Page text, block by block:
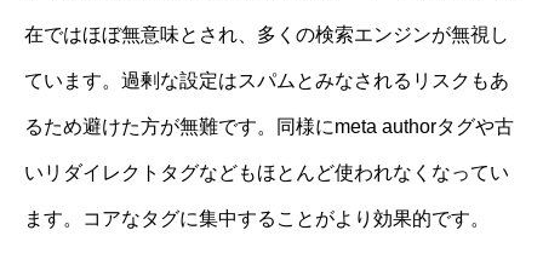
在ではほぼ無意味とされ、多くの検索エンジンが無視し
ています。過剰な設定はスパムとみなされるリスクもあ
るため避けた方が無難です。同様にmeta authorタグや古
いリダイレクトタグなどもほとんど使われなくなってい
ます。コアなタグに集中することがより効果的です。